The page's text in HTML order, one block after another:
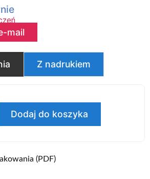
mail
Z nadrukiem
Dodaj do koszyka
(PDF)